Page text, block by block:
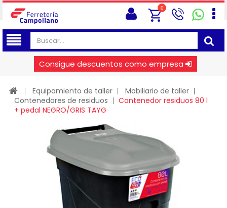
0
Consigue descuentos como empresa
Equipamiento de taller
Mobiliario de taller
Contenedores de residuos
Contenedor residuos 80 l
+ pedal NEGRO/GRIS TAYG